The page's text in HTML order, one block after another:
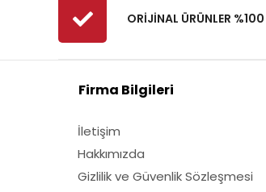
ORİJİNAL ÜRÜNLER
Firma Bilgileri
İletişim
Hakkımızda
Gizlilik ve Güvenlik Sözleşmesi